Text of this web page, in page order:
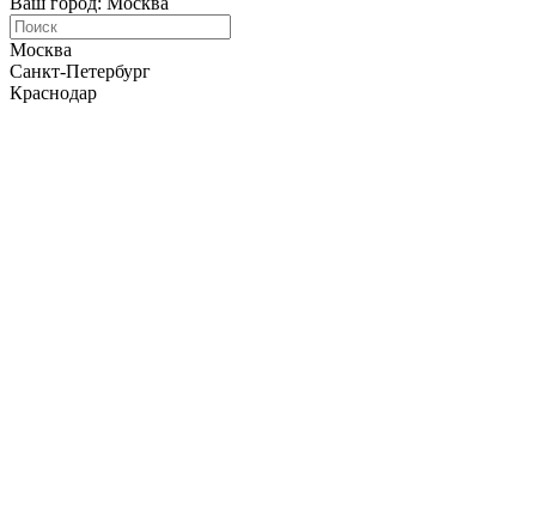
Москва
Санкт-Петербург
Краснодар